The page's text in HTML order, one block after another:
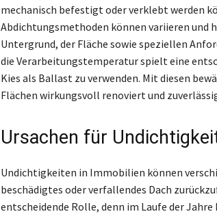
mechanisch befestigt oder verklebt werden
Abdichtungsmethoden können variieren und
Untergrund, der Fläche sowie speziellen
die Verarbeitungstemperatur spielt eine
Kies als Ballast zu verwenden. Mit diesen
Flächen wirkungsvoll renoviert und
Ursachen für
Undichtigkeiten in Immobilien können
beschädigtes oder verfallendes Dach
entscheidende Rolle, denn im Laufe der